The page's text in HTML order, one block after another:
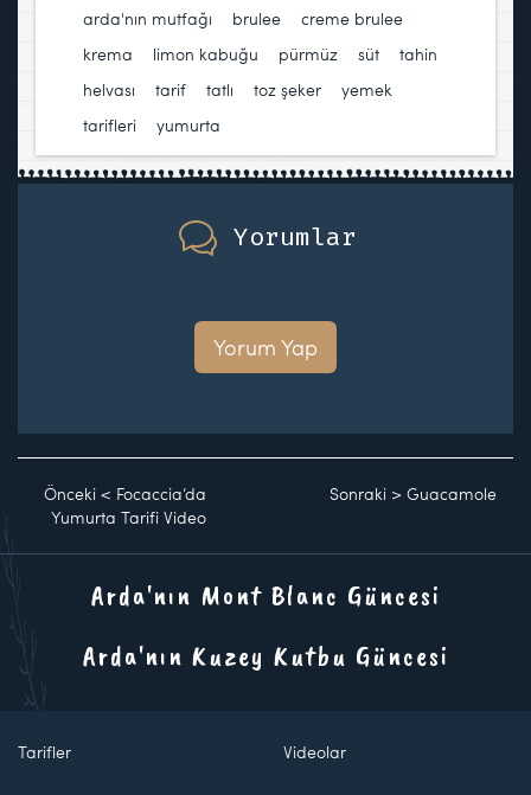
arda'nın mutfağı
brulee creme brulee
krema
limon kabuğu pürmüz süt
tahin
helvası
tarif tatlı toz şeker
yemek
tarifleri
yumurta
Yorumlar
Yorum Yap
Önceki < Focaccia’da
Yumurta Tarifi Video
Sonraki >Guacamole
Arda'nın Mont Blanc Güncesi
Arda'nın Kuzey Kutbu Güncesi
Tarifler Videolar